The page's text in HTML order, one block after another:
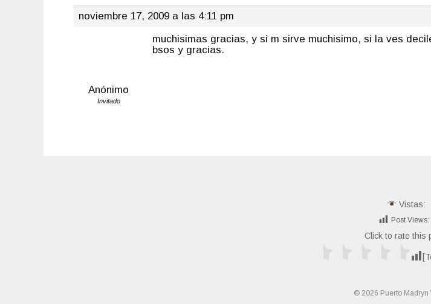
noviembre 17, 2009 a las 4:11 pm
Anónimo
Invitado
muchisimas gracias, y si m sirve muchisimo, si la ves
bsos y gracias.
Vistas:
Post Views:
Click to rate this
© 2026 Puerto Madryn